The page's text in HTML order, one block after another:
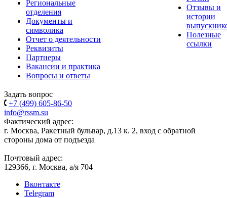
Региональные
отделения
Документы и
символика
Отчет о деятельности
Реквизиты
Партнеры
Вакансии и практика
Вопросы и ответы
Отзывы и
истории
Полезные
ссылки
Задать вопрос
+7 (499) 605-86-50
info@rssm.su
Фактический адрес:
г. Москва, Ракетный бульвар, д.13 к. 2, вход с обратной
стороны дома от подъезда
Почтовый адрес:
129366, г. Москва, а/я 704
Вконтакте
Telegram